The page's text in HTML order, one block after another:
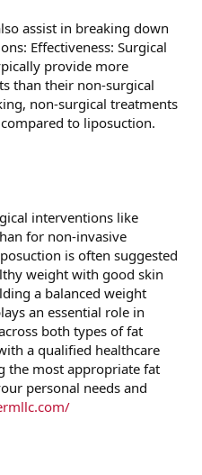
assist in breaking down
Effectiveness: Surgical
provide more
than their non-surgical
non-surgical treatments
to liposuction.
interventions like
for non-invasive
is often suggested
weight with good skin
a balanced weight
an essential role in
both types of fat
a qualified healthcare
the most appropriate fat
personal needs and